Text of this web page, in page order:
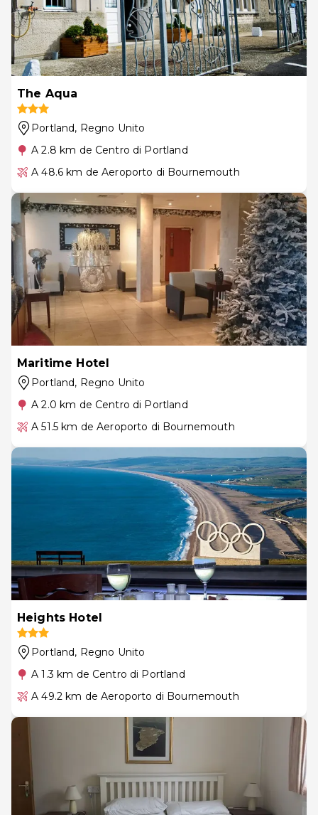
The Aqua
Portland, Regno Unito
A 2.8 km de Centro di Portland
A 48.6 km de Aeroporto di Bournemouth
Maritime Hotel
Portland, Regno Unito
A 2.0 km de Centro di Portland
A 51.5 km de Aeroporto di Bournemouth
Heights Hotel
Portland, Regno Unito
A 1.3 km de Centro di Portland
A 49.2 km de Aeroporto di Bournemouth